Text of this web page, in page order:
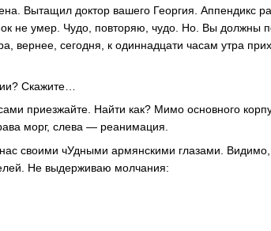
Вытащил доктор вашего Георгия. Аппендикс
не умер. Чудо, повторяю, чудо. Но. Вы должны
вернее, сегодня, к одиннадцати часам утра
Скажите…
приезжайте. Найти как? Мимо основного
морг, слева — реанимация.
своими чУдными армянскими глазами.
Не выдерживаю молчания: